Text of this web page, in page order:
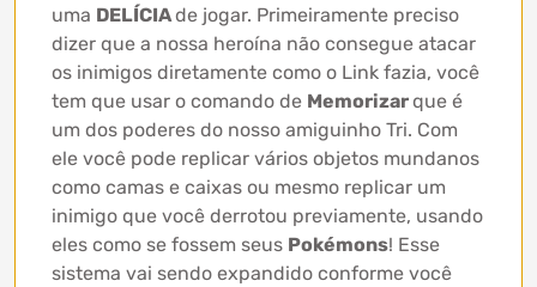
uma DELÍCIAde jogar. Primeiramente preciso
dizer que a nossa heroína não consegue atacar
os inimigos diretamente como o Link fazia, você
tem que usar o comando de Memorizarque é
um dos poderes do nosso amiguinho Tri. Com
ele você pode replicar vários objetos mundanos
como camas e caixas ou mesmo replicar um
inimigo que você derrotou previamente, usando
eles como se fossem seus Pokémons! Esse
sistema vai sendo expandido conforme você